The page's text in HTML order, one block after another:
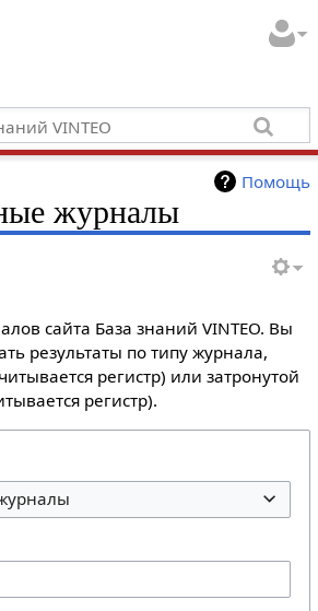
Помощь
журналы
сайта База знаний VINTEO. Вы
результаты по типу журнала,
регистр) или затронутой
регистр).